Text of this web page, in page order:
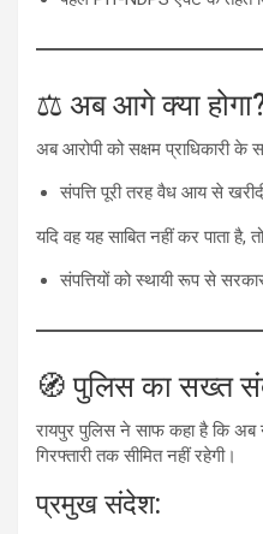
⚖️ अब आगे क्या
अब आरोपी को सक्षम प्राधिकारी के
संपत्ति पूरी तरह वैध आय से
यदि वह यह साबित नहीं कर पाता है,
संपत्तियों को स्थायी रूप से
🧭 पुलिस का सख्त
रायपुर पुलिस ने साफ कहा है कि अब
गिरफ्तारी तक सीमित नहीं रहेगी।
प्रमुख संदेश: